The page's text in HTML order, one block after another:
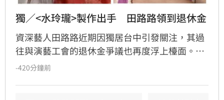
獨／<水玲瓏>製作出手　田路路領到退休金
資深藝人田路路近期因獨居台中引發關注，其過
往與演藝工會的退休金爭議也再度浮上檯面。田
路路控訴當年因不明原因被退出工會，導致請領
-420分鐘前